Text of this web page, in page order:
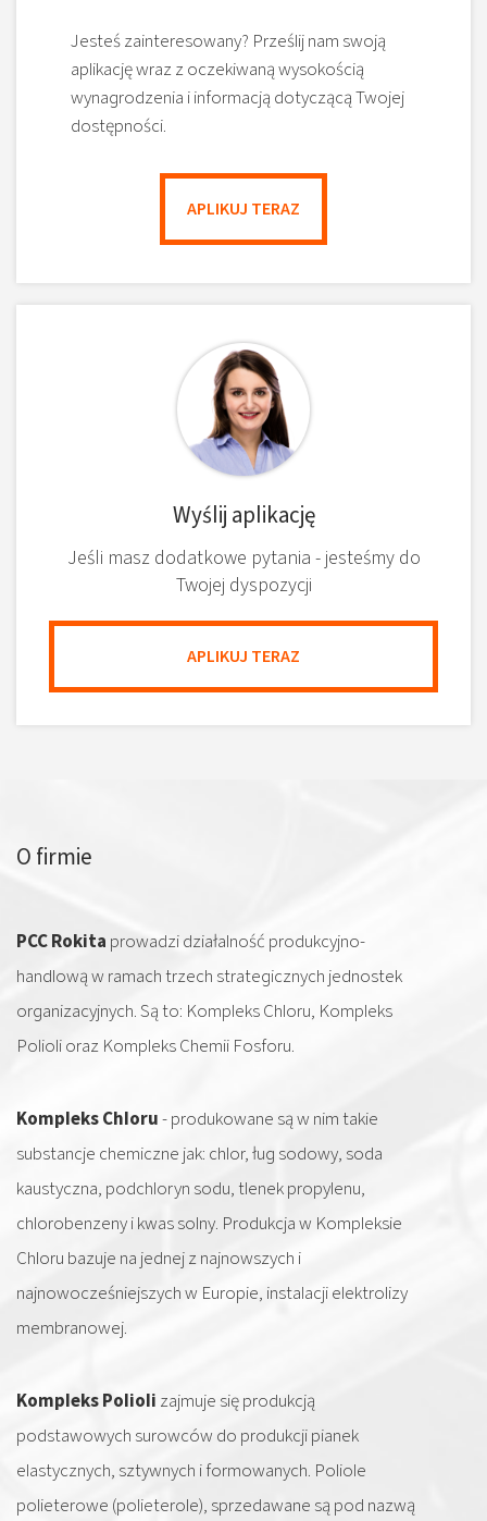
Jesteś zainteresowany? Prześlij nam swoją
aplikację wraz z oczekiwaną wysokością
wynagrodzenia i informacją dotyczącą Twojej
dostępności.
APLIKUJ TERAZ
Wyślij aplikację
Jeśli masz dodatkowe pytania - jesteśmy do
Twojej dyspozycji
APLIKUJ TERAZ
O firmie
PCC Rokita prowadzi działalność produkcyjno-
handlową w ramach trzech strategicznych jednostek
organizacyjnych. Są to: Kompleks Chloru, Kompleks
Polioli oraz Kompleks Chemii Fosforu.
Kompleks Chloru- produkowane są w nim takie
substancje chemiczne jak: chlor, ług sodowy, soda
kaustyczna, podchloryn sodu, tlenek propylenu,
chlorobenzeny i kwas solny. Produkcja w Kompleksie
Chloru bazuje na jednej z najnowszych i
najnowocześniejszych w Europie, instalacji elektrolizy
membranowej.
Kompleks Polioli zajmuje się produkcją
podstawowych surowców do produkcji pianek
elastycznych, sztywnych i formowanych. Poliole
polieterowe (polieterole), sprzedawane są pod nazwą